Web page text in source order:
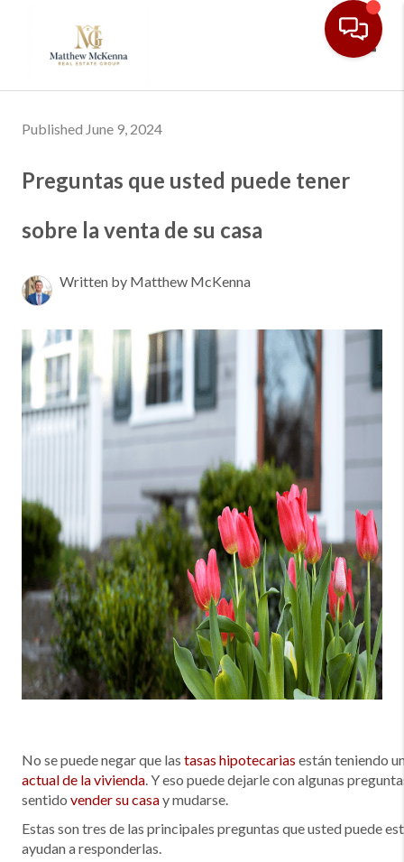
Published June 9, 2024
Preguntas que usted puede tener
sobre la venta de su casa
Written by Matthew McKenna
No se puede negar que las tasas hipotecarias están teniendo
actual de la vivienda. Y eso puede dejarle con algunas
sentido vender su casay mudarse.
Estas son tres de las principales preguntas que usted puede
ayudan a responderlas.